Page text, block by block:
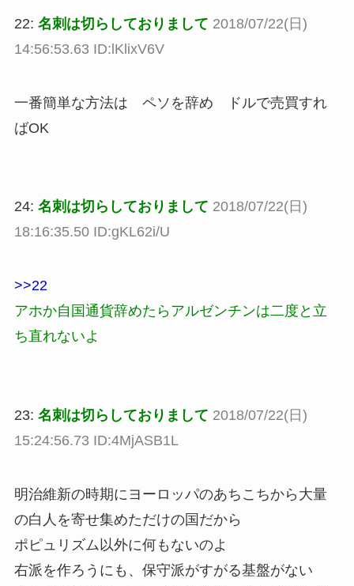
22: 名刺は切らしておりまして 2018/07/22(日)
14:56:53.63 ID:lKlixV6V
一番簡単な方法は ペソを辞め ドルで売買すれ
ばOK
24: 名刺は切らしておりまして 2018/07/22(日)
18:16:35.50 ID:gKL62i/U
>>22
アホか自国通貨辞めたらアルゼンチンは二度と立
ち直れないよ
23: 名刺は切らしておりまして 2018/07/22(日)
15:24:56.73 ID:4MjASB1L
明治維新の時期にヨーロッパのあちこちから大量
の白人を寄せ集めただけの国だから
ポピュリズム以外に何もないのよ
右派を作ろうにも、保守派がすがる基盤がない